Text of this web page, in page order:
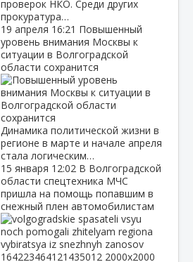
проверок НКО. Среди других
прокуратура…
19 апреля 16:21 Повышенный
уровень внимания Москвы к
ситуации в Волгоградской
области сохранится
Динамика политической жизни в
регионе в марте и начале апреля
стала логическим…
15 января 12:02 В Волгоградской
области спецтехника МЧС
пришла на помощь попавшим в
снежный плен автомобилистам